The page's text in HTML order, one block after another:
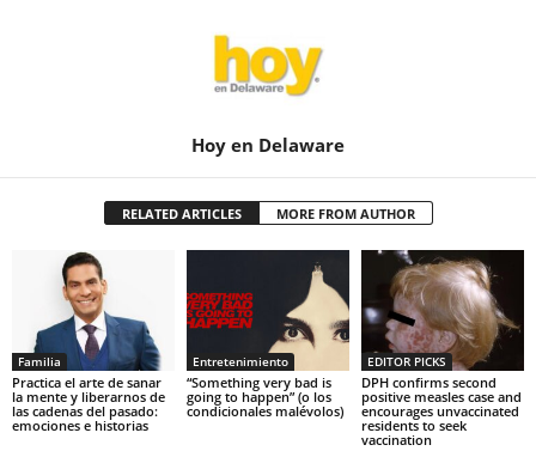
Hoy en Delaware
RELATED ARTICLES MORE FROM AUTHOR
Familia
Practica el arte de sanar
la mente y liberarnos de
las cadenas del pasado:
emociones e historias
Entretenimiento
“Something very bad is
going to happen” (o los
condicionales malévolos)
EDITOR PICKS
DPH confirms second
positive measles case and
encourages unvaccinated
residents to seek
vaccination